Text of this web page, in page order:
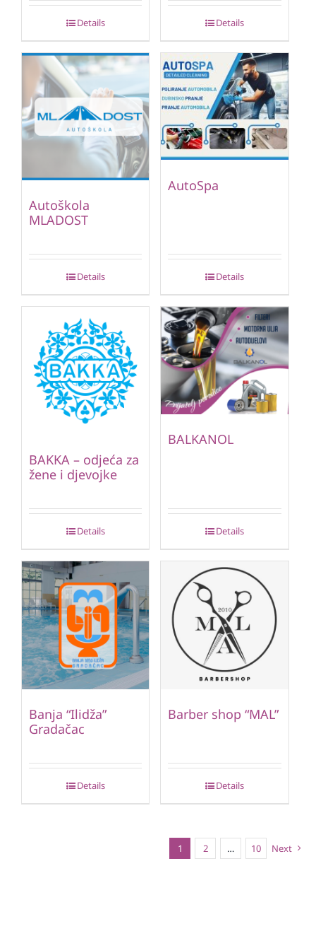
Details Details
Autoškola
MLADOST
Details
AutoSpa
Details
BAKKA – odjeća za
žene i djevojke
Details
BALKANOL
Details
Banja “Ilidža”
Gradačac
Details
Barber shop “MAL”
Details
1 2 … 10 Next